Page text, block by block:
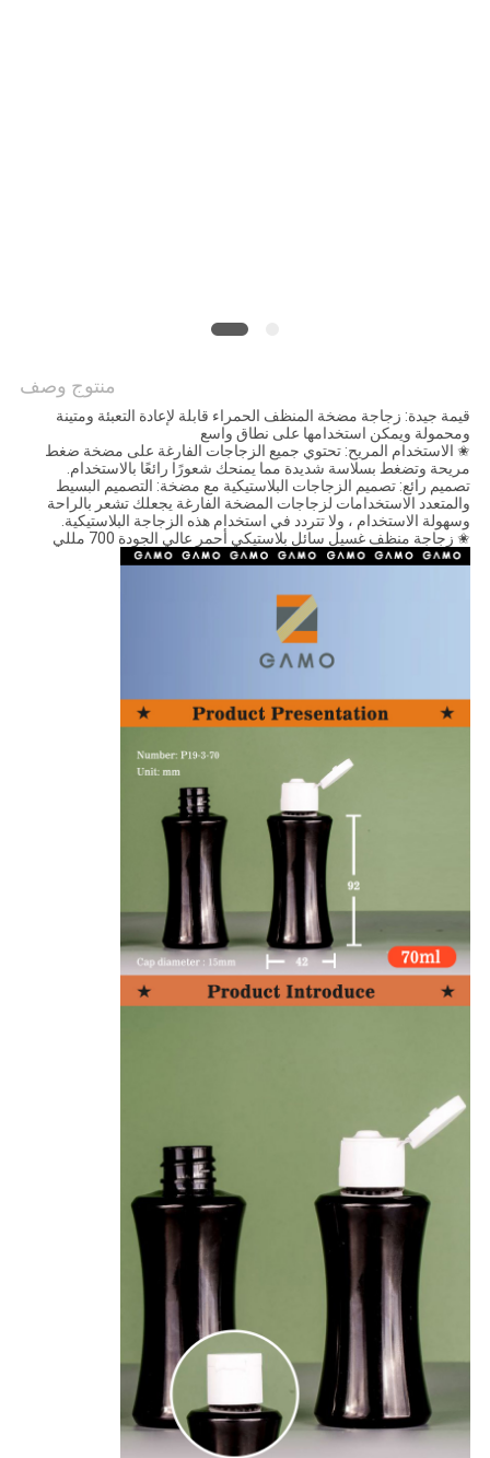
منتوج وصف
قيمة جيدة: زجاجة مضخة المنظف الحمراء قابلة لإعادة التعبئة ومتينة
ومحمولة ويمكن استخدامها على نطاق واسع
✬ الاستخدام المريح: تحتوي جميع الزجاجات الفارغة على مضخة ضغط
مريحة وتضغط بسلاسة شديدة مما يمنحك شعورًا رائعًا بالاستخدام.
تصميم رائع: تصميم الزجاجات البلاستيكية مع مضخة: التصميم البسيط
والمتعدد الاستخدامات لزجاجات المضخة الفارغة يجعلك تشعر بالراحة
وسهولة الاستخدام ، ولا تتردد في استخدام هذه الزجاجة البلاستيكية.
✬ زجاجة منظف غسيل سائل بلاستيكي أحمر عالي الجودة 700 مللي